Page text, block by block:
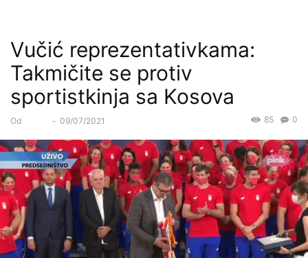
Vučić reprezentativkama:
Takmičite se protiv
sportistkinja sa Kosova
Od - 09/07/2021 0
85